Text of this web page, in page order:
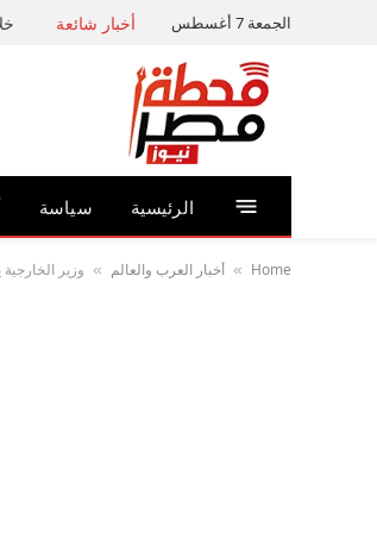
الجمعة 7 أغسطس أخبار شائعة
الرئيسية سياسة
Home
» أخبار العرب والعالم » وزير